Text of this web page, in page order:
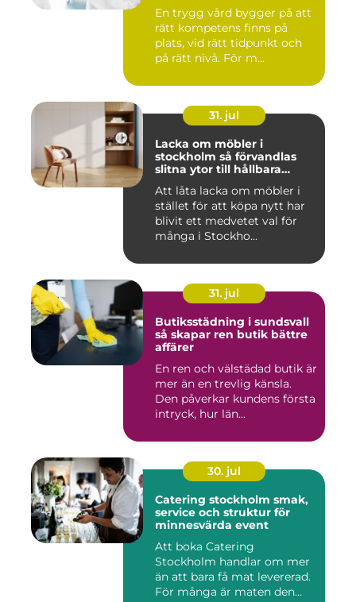
En trygg vård bygger på att
rätt kompetens finns på
plats, vid rätt tidpunkt och
på rätt nivå. För m...
31. jul
Lacka om möbler i
stockholm så förvandlas
slitna ytor till hållbara
Att låta lacka om möbler i
stället för att köpa nytt har
blivit ett medvetet val för
många i Stockho...
31. jul
Butiksstädning i sundsvall
så skapar ren butik bättre
affärer
En ren och välstädad butik är
mer än en trevlig känsla.
Den påverkar kundens första
intryck, hur län...
30. jul
Catering stockholm smak,
service och struktur för
minnesvärda event
Att boka Catering
Stockholm handlar om mer
än att bara få mat levererad.
För många är maten den